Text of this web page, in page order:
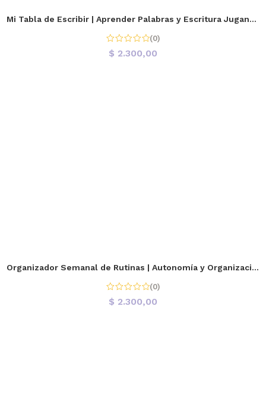
Mi Tabla de Escribir | Aprender Palabras y Escritura Jugando
(0)
$ 2.300,00
Organizador Semanal de Rutinas | Autonomía y Organización
(0)
$ 2.300,00